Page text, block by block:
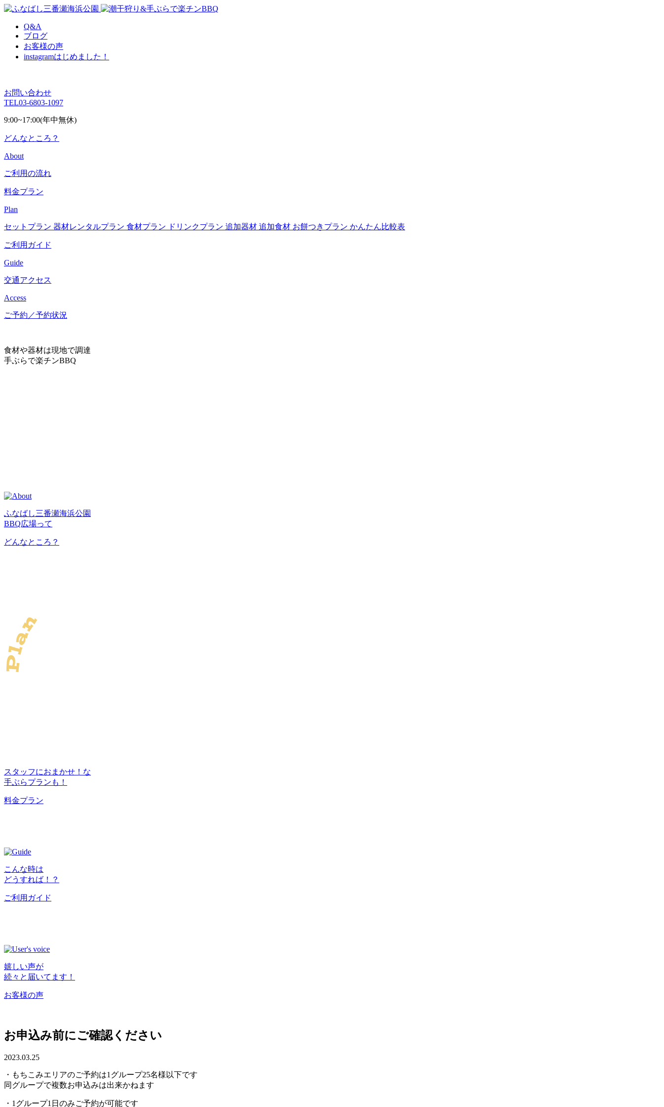
Q&A
ブログ
お客様の声
instagramはじめました！
お問い合わせ
TEL03-6803-1097
9:00~17:00(年中無休)
どんなところ？
About
ご利用の流れ
料金プラン
Plan
セットプラン 器材レンタルプラン 食材プラン ドリンクプラン 追加器材 追加食材 お餅つきプラン かんたん比較表
ご利用ガイド
Guide
交通アクセス
Access
ご予約／予約状況
食材や器材は現地で調達
手ぶらで楽チンBBQ
ふなばし三番瀬海浜公園
BBQ広場って
どんなところ？
スタッフにおまかせ！な
手ぶらプランも！
料金プラン
こんな時は
どうすれば！？
ご利用ガイド
嬉しい声が
続々と届いてます！
お客様の声
お申込み前にご確認ください
2023.03.25
・もちこみエリアのご予約は1グループ25名様以下です
同グループで複数お申込みは出来かねます
・1グループ1日のみご予約が可能です